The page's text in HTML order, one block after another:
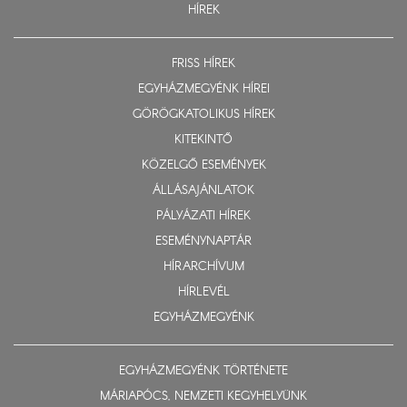
HÍREK
FRISS HÍREK
EGYHÁZMEGYÉNK HÍREI
GÖRÖGKATOLIKUS HÍREK
KITEKINTŐ
KÖZELGŐ ESEMÉNYEK
ÁLLÁSAJÁNLATOK
PÁLYÁZATI HÍREK
ESEMÉNYNAPTÁR
HÍRARCHÍVUM
HÍRLEVÉL
EGYHÁZMEGYÉNK
EGYHÁZMEGYÉNK TÖRTÉNETE
MÁRIAPÓCS, NEMZETI KEGYHELYÜNK